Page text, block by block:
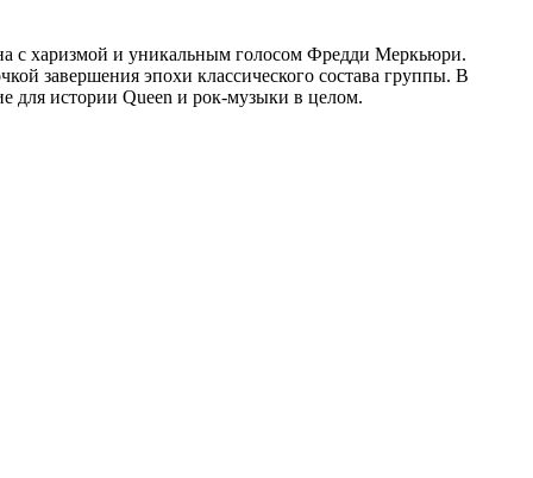
с харизмой и уникальным голосом Фредди Меркьюри.
завершения эпохи классического состава группы. В
для истории Queen и рок-музыки в целом.